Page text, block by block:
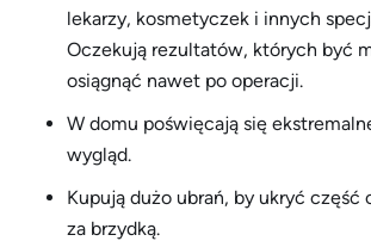
lekarzy, kosmetyczek i innych
Oczekują rezultatów, których być
osiągnąć nawet po operacji.
W domu poświęcają się
wygląd.
Kupują dużo ubrań, by ukryć część
za brzydką.